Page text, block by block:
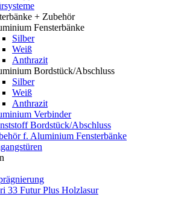
+ Zubehör
Fensterbänke
Silber
Weiß
Anthrazit
Bordstück/Abschluss
Silber
Weiß
Anthrazit
Verbinder
Bordstück/Abschluss
f. Aluminium Fensterbänke
33 Futur Plus Holzlasur